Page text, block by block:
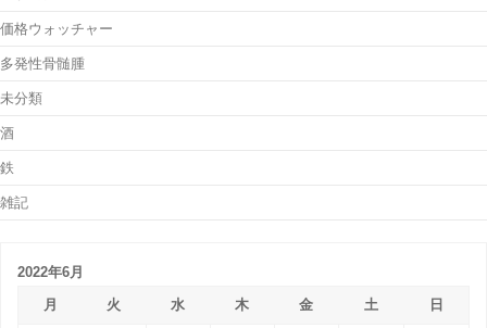
価格ウォッチャー
多発性骨髄腫
未分類
酒
鉄
雑記
2022年6月
月
火 水 木 金 土
日